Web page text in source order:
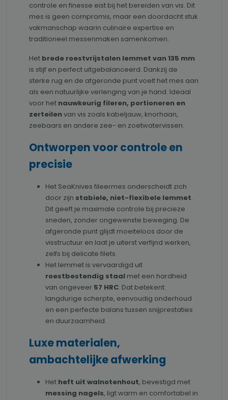
controle en finesse eist bij het bereiden van vis. Dit
mes is geen compromis, maar een doordacht stuk
vakmanschap waarin culinaire expertise en
traditioneel messenmaken samenkomen.
Het brede roestvrijstalen lemmet van 135 mm
is stijf en perfect uitgebalanceerd. Dankzij de
sterke rug en de afgeronde punt voelt het mes aan
als een natuurlijke verlenging van je hand. Ideaal
voor het nauwkeurig fileren, portioneren en
zerteilen van vis zoals kabeljauw, knorhaan,
zeebaars en andere zee- en zoetwatervissen.
Ontworpen voor controle en
precisie
Het SeaKnives fileermes onderscheidt zich
door zijn stabiele, niet-flexibele lemmet.
Dit geeft je maximale controle bij precieze
sneden, zonder ongewenste beweging. De
afgeronde punt glijdt moeiteloos door de
visstructuur en laat je uiterst verfijnd werken,
zelfs bij delicate filets.
Het lemmet is vervaardigd uit
roestbestendig staal met een hardheid
van ongeveer 57 HRC. Dat betekent:
langdurige scherpte, eenvoudig onderhoud
en een perfecte balans tussen snijprestaties
en duurzaamheid.
Luxe materialen,
ambachtelijke afwerking
Het heft uit walnotenhout, bevestigd met
messing nagels, ligt warm en comfortabel in